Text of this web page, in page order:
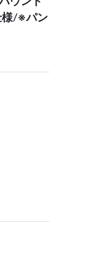
様/※パン